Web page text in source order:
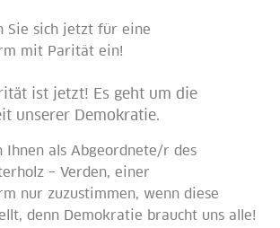
Sie sich jetzt für eine
mit Parität ein!
ist jetzt! Es geht um die
unserer Demokratie.
als Abgeordnete/r des
– Verden, einer
nur zuzustimmen, wenn diese
denn Demokratie braucht uns alle!